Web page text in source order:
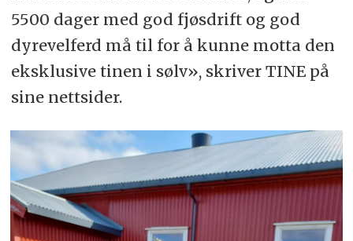
5500 dager med god fjøsdrift og god
dyrevelferd må til for å kunne motta den
eksklusive tinen i sølv», skriver TINE på
sine nettsider.